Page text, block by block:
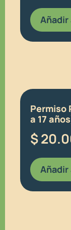
Permiso
a 17
$